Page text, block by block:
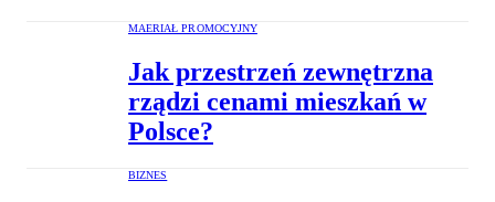
MAERIAŁ PROMOCYJNY
Jak przestrzeń zewnętrzna
rządzi cenami mieszkań w
Polsce?
BIZNES